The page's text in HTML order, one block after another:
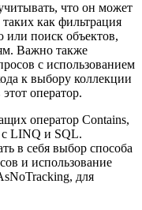
что он может
как фильтрация
поиск объектов,
Важно также
с использованием
к выбору коллекции
оператор.
оператор Contains,
с LINQ и SQL.
в себя выбор способа
и использование
для